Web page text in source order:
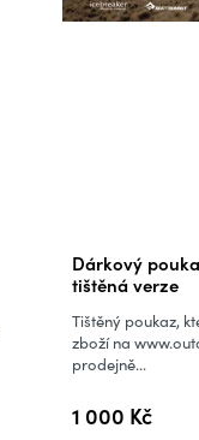
Dárkový
tištěná verze
1 000 Kč
Tištěný poukaz,
zboží na
prodejně...